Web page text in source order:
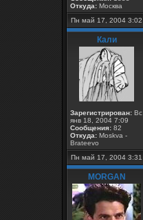
Откуда: Москва
Пн май 17, 2004 3:02
Кали
Зарегистрирован: Вс
янв 18, 2004 7:09
Сообщения: 82
Откуда: Moskva -
Brateevo
Пн май 17, 2004 3:31
MORGAN